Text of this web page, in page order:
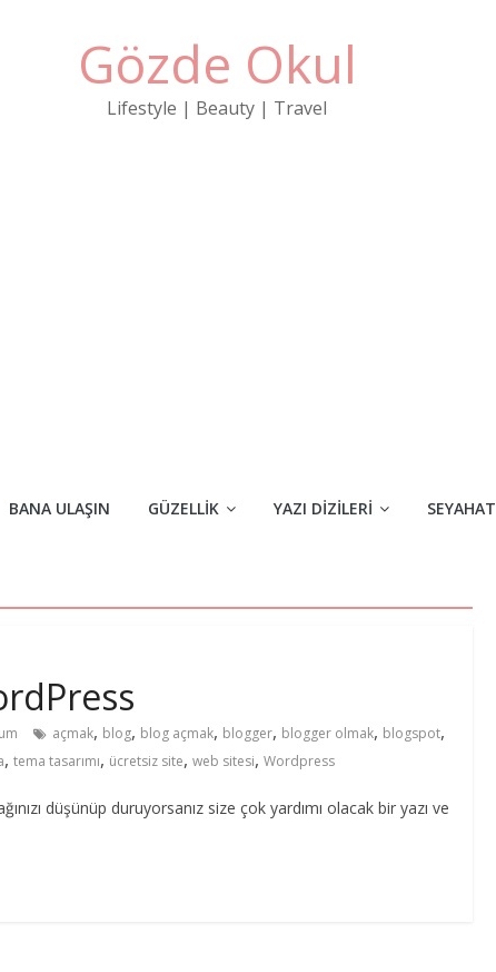
Gözde Okul
Lifestyle | Beauty | Travel
BANA ULAŞIN GÜZELLIK YAZI DIZILERI SEYAHAT
açmak, blog, blog açmak, blogger, blogger olmak, blogspot,
, tema tasarımı, ücretsiz site, web sitesi, Wordpress
düşünüp duruyorsanız size çok yardımı olacak bir yazı ve